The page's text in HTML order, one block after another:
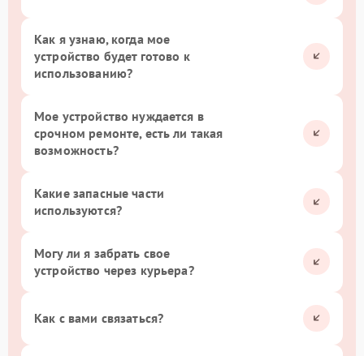
Как я узнаю, когда мое
устройство будет готово к
использованию?
Мое устройство нуждается в
срочном ремонте, есть ли такая
возможность?
Какие запасные части
используются?
Могу ли я забрать свое
устройство через курьера?
Как с вами связаться?